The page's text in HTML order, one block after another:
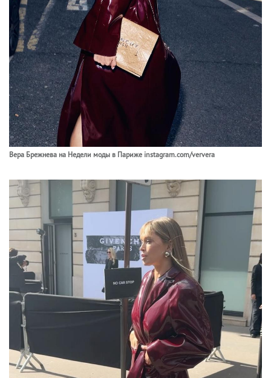
Вера Брежнева на Недели моды в Париже instagram.com/ververa